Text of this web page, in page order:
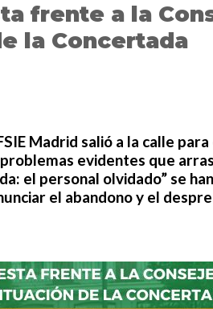
frente a la
la Concertada
Madrid salió a la calle
evidentes que
el personal olvidado”se
el abandono y el